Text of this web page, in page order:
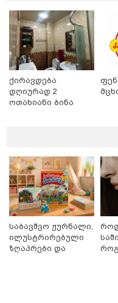
რომელმაც ადიდებულ
შვილი გადაარჩინა
10:54 / 10-08-2026
ქურდობა
ჩინეთის 2 მოქალაქე
ავრცელებს შსს
ქირავდება
დღიურად 2
ოთახიანი ბინა
საბავშვო ჟურნალი,
ილუსტრირებული
ზღაპრები და